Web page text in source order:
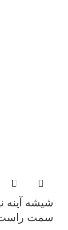
شیشه آینه
سمت